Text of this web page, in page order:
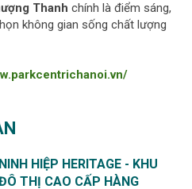
Thanh chính là điểm sáng,
không gian sống chất lượng
NINH HIỆP HERITAGE - KHU
THỊ CAO CẤP HÀNG